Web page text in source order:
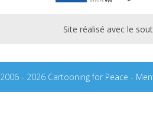
Site réalisé avec le
2006 - 2026 Cartooning for Peace -